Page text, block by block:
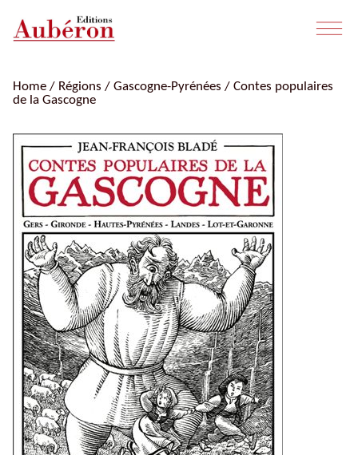
Home / Régions / Gascogne-Pyrénées / Contes populaires
de la Gascogne